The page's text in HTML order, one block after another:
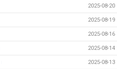
2025-08-20
2025-08-19
2025-08-16
2025-08-14
2025-08-13